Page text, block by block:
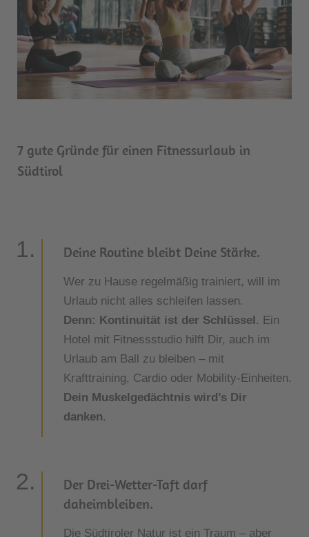
7 gute Gründe für einen Fitnessurlaub in
Südtirol
Deine Routine bleibt Deine Stärke.
Wer zu Hause regelmäßig trainiert, will im
Urlaub nicht alles schleifen lassen.
Denn: Kontinuität ist der Schlüssel . Ein
Hotel mit Fitnessstudio hilft Dir, auch im
Urlaub am Ball zu bleiben – mit
Krafttraining, Cardio oder Mobility-Einheiten.
Dein Muskelgedächtnis wird’s Dir
danken.
Der Drei-Wetter-Taft darf
daheimbleiben.
Die Südtiroler Natur ist ein Traum – aber